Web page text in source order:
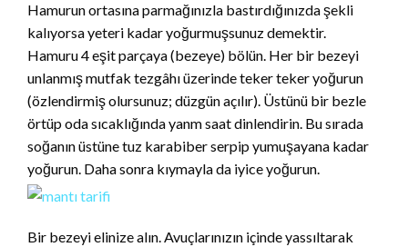
Hamurun ortasına parmağınızla bastırdığınızda şekli
kalıyorsa yeteri kadar yoğurmuşsunuz demektir.
Hamuru 4 eşit parçaya (bezeye) bölün. Her bir bezeyi
unlanmış mutfak tezgâhı üzerinde teker teker yoğurun
(özlendirmiş olursunuz; düzgün açılır). Üstünü bir bezle
örtüp oda sıcaklığında yanm saat dinlendirin. Bu sırada
soğanın üstüne tuz karabiber serpip yumuşayana kadar
yoğurun. Daha sonra kıymayla da iyice yoğurun.
Bir bezeyi elinize alın. Avuçlarınızın içinde yassıltarak